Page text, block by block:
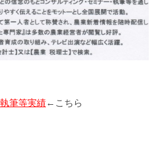
筆等実績←こちら